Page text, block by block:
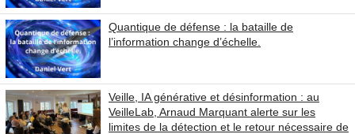
Quantique de défense : la bataille de
l’information change d’échelle.
Veille, IA générative et désinformation : au
VeilleLab, Arnaud Marquant alerte sur les
limites de la détection et le retour nécessaire de